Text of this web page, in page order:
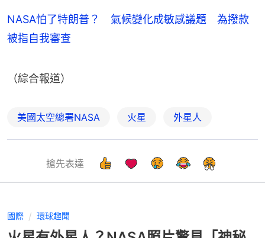
NASA怕了特朗普？ 氣候變化成敏感議題 為撥款
被指自我審查
（綜合報道）
美國太空總署NASA 火星 外星人
搶先表達
國際 環球趣聞